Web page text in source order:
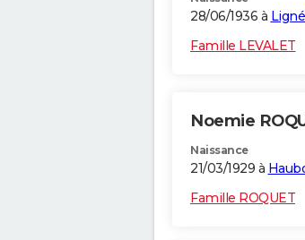
28/06/1936 à Ligné
Famille LEVALET
Noemie
Naissance
21/03/1929 à
Famille ROQUET